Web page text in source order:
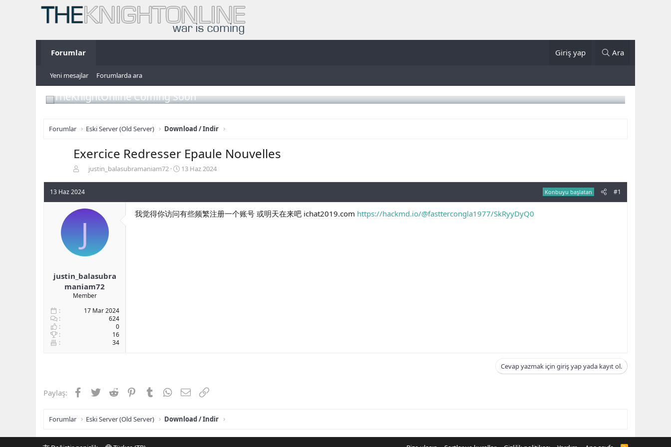
Forumlar Giriş yap Ara
Yeni mesajlar Forumlarda ara
TheKnightOnline Coming Soon
Forumlar Eski Server (Old Server) Download / Indir
Exercice Redresser Epaule Nouvelles
b
u
u
ş
l
t
a
n
justin_balasubramaniam72
B
a
n
13 Haz 2024
13 Haz 2024 Konbuyu başlatan #1
J
justin_balasubra
maniam72
Member
17 Mar 2024
624
0
16
34
我觉得你访问有些频繁注册一个账号 或明天在来吧 ichat2019.com https://hackmd.io/@fasttercongla1977/SkRyyDyQ0
Cevap yazmak için giriş yap yada kayıt ol.
Paylaş: Facebook
TwitterReddit PinterestTumblrWhatsApp
E-postaLink
Forumlar Eski Server (Old Server) Download / Indir